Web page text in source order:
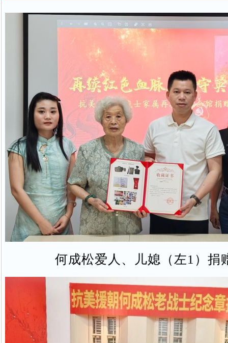
何成松爱人、儿媳（左1）捐